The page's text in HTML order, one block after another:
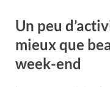
Un peu
mieux que
week-end